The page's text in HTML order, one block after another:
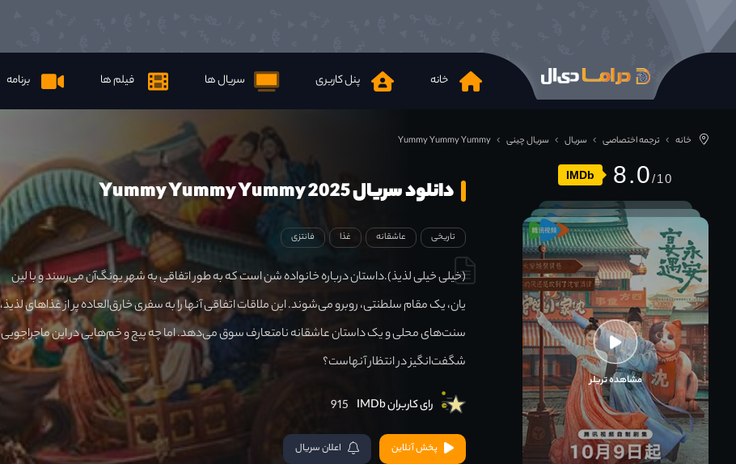
خانه پنل کاربری سریال ها فیلم ها برنامه
خانه ترجمه اختصاصی سریال سریال چینی Yummy Yummy Yummy
IMDb 8.0
مشاهده تریلر
دانلود سریال Yummy Yummy Yummy 2025
تاریخی عاشقانه غذا فانتزی
(خیلی خیلی لذیذ).داستان درباره خانواده شن است که به طور اتفاقی به شهر یونگ‌آن می‌رسند و با لین
یان، یک مقام سلطنتی، روبرو می‌شوند. این ملاقات اتفاقی آنها را به سفری خارق‌العاده پر از غذاهای لذیذ،
سنت‌های محلی و یک داستان عاشقانه نامتعارف سوق می‌دهد. اما چه پیچ و خم‌هایی در این ماجراجویی
شگفت‌انگیز در انتظار آنهاست؟
رای کاربران IMDb 915
پخش آنلاین اعلان سریال